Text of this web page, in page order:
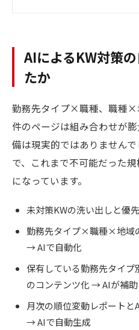
AIによるKW対策
たか
勤務先タイプ×職種、職種
件のページは組み合わせが
備は現実的ではありません
で、これまで不可能だった
になっています。
未対策KWの洗い出しと優
勤務先タイプ×職種×地域
→ AIで自動化
保有している勤務先タイプ
のコンテンツ化 → AIが補助
月次の順位変動レポート
→ AIで自動生成